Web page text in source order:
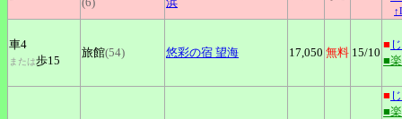
車4
または歩15
旅館(54) 悠彩の宿 望海 17,050 無料 15/10
■
■
■
■